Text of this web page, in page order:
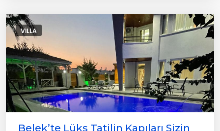
VILLA
Belek’te Lüks Tatilin Kapıları Sizin